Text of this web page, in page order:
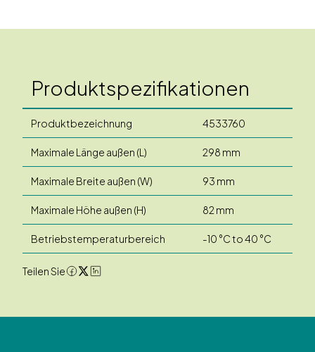
Produktspezifikationen
Produktbezeichnung 4533760
Maximale Länge außen (L) 298 mm
Maximale Breite außen (W) 93 mm
Maximale Höhe außen (H) 82 mm
Betriebstemperaturbereich -10 °C to 40 °C
Teilen Sie